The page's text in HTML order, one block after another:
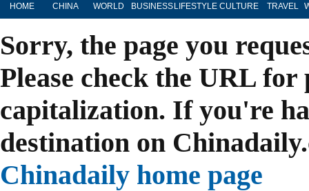
HOME CHINA WORLD BUSINESSLIFESTYLE CULTURE TRAVEL
Sorry, the page you
Please check the URL
capitalization. If you're
destination on
Chinadaily home page